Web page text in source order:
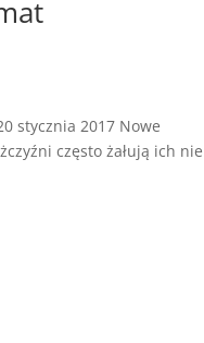
stycznia 2017 Nowe
często żałują ich nie